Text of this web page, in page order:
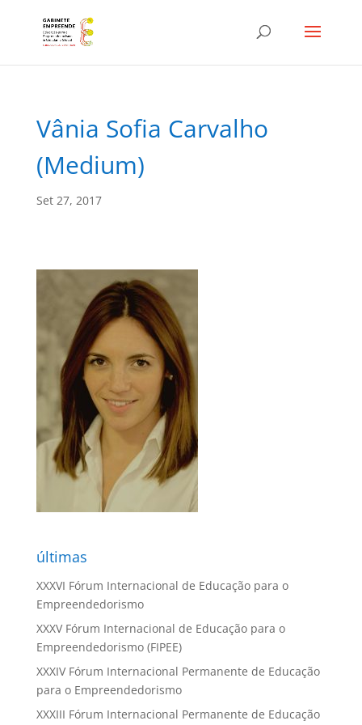
Vânia Sofia Carvalho
(Medium)
Set 27, 2017
últimas
XXXVI Fórum Internacional de Educação para o
Empreendedorismo
XXXV Fórum Internacional de Educação para o
Empreendedorismo (FIPEE)
XXXIV Fórum Internacional Permanente de Educação
para o Empreendedorismo
XXXIII Fórum Internacional Permanente de Educação